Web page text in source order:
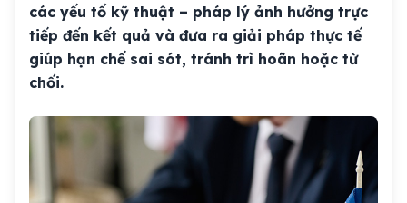
các yếu tố kỹ thuật – pháp lý ảnh hưởng trực
tiếp đến kết quả và đưa ra giải pháp thực tế
giúp hạn chế sai sót, tránh trì hoãn hoặc từ
chối.